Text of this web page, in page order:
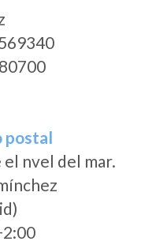
postal
nvel del mar.